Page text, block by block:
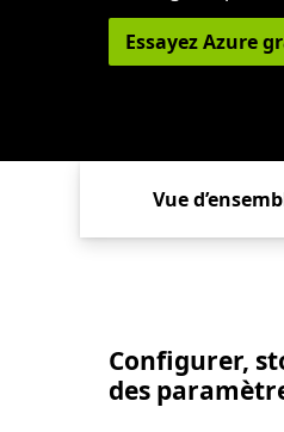
Essayez Azure
Vue
Configurer,
des